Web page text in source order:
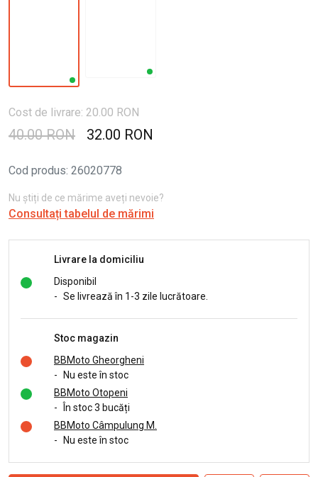
Cost de livrare: 20.00 RON
40.00 RON 32.00 RON
Cod produs: 26020778
Nu știți de ce mărime aveți nevoie?
Consultați tabelul de mărimi
Livrare la domiciliu
Disponibil
- Se livrează în 1-3 zile lucrătoare.
Stoc magazin
BBMoto Gheorgheni
- Nu este în stoc
BBMoto Otopeni
-
În stoc 3 bucăți
BBMoto Câmpulung M.
- Nu este în stoc